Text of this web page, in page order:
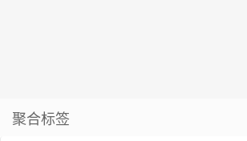
聚合标签